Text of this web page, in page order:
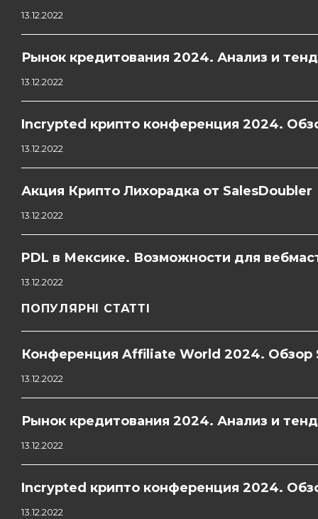
13.12.2022
Рынок кредитования 2024. Анализ и
13.12.2022
Incrypted крипто конференция 2024.
13.12.2022
Акция Крипто Лихорадка от SalesDoubler
13.12.2022
PDL в Мексике. Возможности для
13.12.2022
ПОПУЛЯРНІ СТАТТІ
Конференция Affiliate World 2024. Обзор
13.12.2022
Рынок кредитования 2024. Анализ и
13.12.2022
Incrypted крипто конференция 2024.
13.12.2022